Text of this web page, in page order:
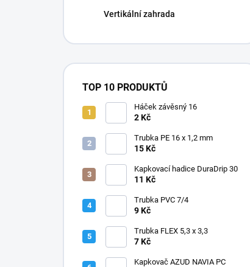
Vertikální zahrada
TOP 10 PRODUKTŮ
Háček závěsný 16
2 Kč
Trubka PE 16 x 1,2 mm
15 Kč
Kapkovací hadice DuraDrip 30
11 Kč
Trubka PVC 7/4
9 Kč
Trubka FLEX 5,3 x 3,3
7 Kč
Kapkovač AZUD NAVIA PC